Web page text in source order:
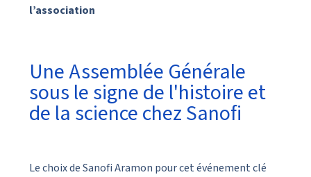
l’association
Une Assemblée Générale
sous le signe de l'histoire et
de la science chez Sanofi
Le choix de Sanofi Aramon pour cet événement clé